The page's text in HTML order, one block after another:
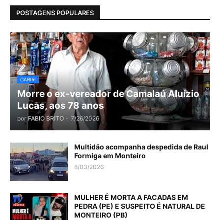
POSTAGENS POPULARES
CARIRI
Morre o ex-vereador de Camalaú Aluízio
Lucas, aos 78 anos
por FABIO BRITO - 7/26/2026
Multidão acompanha despedida de Raul
Formiga em Monteiro
8/03/2026
MULHER É MORTA A FACADAS EM
PEDRA (PE) E SUSPEITO É NATURAL DE
MONTEIRO (PB)